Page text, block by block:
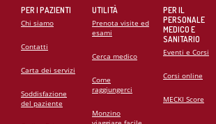
PER I PAZIENTI
Chi siamo
Contatti
Carta dei servizi
Soddisfazione
del paziente
UTILITÀ
Prenota visite ed
esami
Cerca medico
Come
raggiungerci
Monzino
PER IL
PERSONALE
MEDICO E
SANITARIO
Eventi e Corsi
Corsi online
MECKI Score